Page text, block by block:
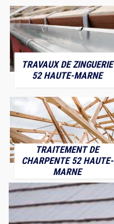
TRAVAUX DE ZINGUERIE
52 HAUTE-MARNE
TRAITEMENT DE
CHARPENTE 52 HAUTE-
MARNE